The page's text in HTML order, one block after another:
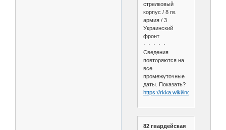
стрелковый
корпус / 8 гв.
армия / 3
Украинский
фронт
· · · · ·
Сведения
повторяются на
все
промежуточные
даты. Показать?
https://rkka.wiki/index.php/
82 гвардейская